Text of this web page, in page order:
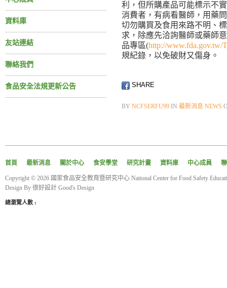
資料庫
友站連結
聯絡我們
食品安全法規更新公告
利，但所購產品可能標示不
消費者，有病看醫師，用藥
切勿購買及食用來路不明、
求，除應先洽詢醫師或藥師
品專區(http://www.fda.gov.tw/
規紀錄，以免破財又傷身。
SHARE
BY NCFSERFU99 IN 最新消息 NEWS
首頁 最新消息 關於中心 食安學堂 研究計畫 資料庫 中心成員
Copyright © 2026 國家食品安全教育暨研究中心 National Center for Food Safety
Design By 很好設計 Good's Design
總瀏覽人數 :